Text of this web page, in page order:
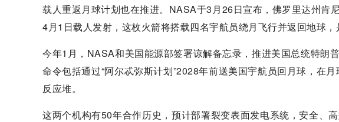
载人重返月球计划也在推进。NASA于3月26日宣布，佛罗里达州肯
4月1日载人发射，这枚火箭将搭载四名宇航员绕月飞行并返回地球，
今年1月，NASA和美国能源部签署谅解备忘录，推进美国总统特朗
命令包括通过“阿尔忒弥斯计划”2028年前送美国宇航员回月球，在
反应堆。
这两个机构有50年合作历史，预计部署裂变表面发电系统，安全、